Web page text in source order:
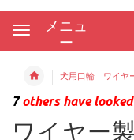
メニュ
ー
犬用口輪 ワイヤ
7others have
ワイヤー